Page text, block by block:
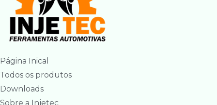
Página Inical
Todos os produtos
Downloads
Sobre a Injetec